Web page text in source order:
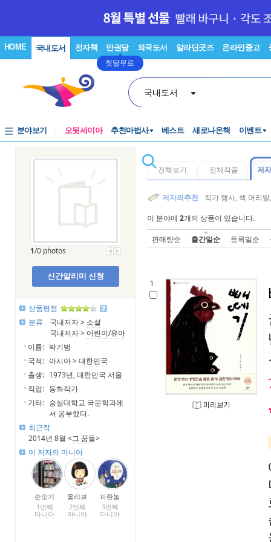
HOME 국내도서 전자책 만권당
첫달무료
외국도서 알라딘굿즈 온라인중고
국내도서
분야보기 오뒷세이아 추천마법사 베스트 새로나온책 이벤트
1/0 photos
신간알리미 신청
상품평점
분류
국내저자 > 소설
국내저자 > 어린이/유아
이름: 박기범
국적: 아시아 >대한민국
출생: 1973년, 대한민국 서울
직업: 동화작가
기타: 숭실대학교 국문학과에
서 공부했다.
최근작
2014년 8월 <그 꿈들>
이 저자의 마니아
순오기
1번째
마니아
올리브
2번째
마니아
파란놀
3번째
마니아
전체보기 전체작품 저
저자의추천
작가 행사, 책 머리
이 분야에 2개의 상품이 있습니다.
판매량순 출간일순 등록일순
1.
미리보기